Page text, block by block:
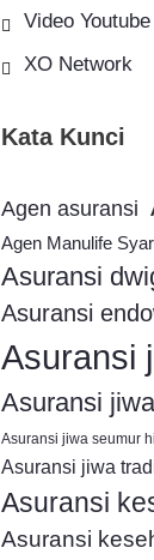
Video Youtube
XO Network
Kata Kunci
Agen asuransi
Agen Manulife
Asuransi
Asuransi
Asuransi
Asuransi
Asuransi jiwa seumur
Asuransi jiwa
Asuransi
Asuransi